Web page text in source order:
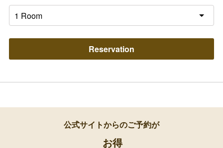
Reservation
公式サイトからのご予約が
お得